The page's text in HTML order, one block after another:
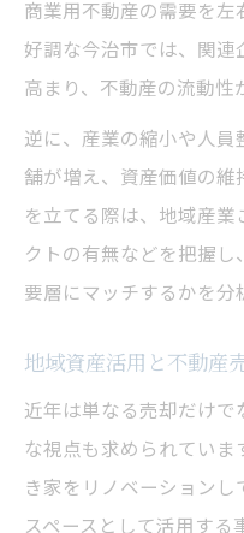
商業用不動産の需要を左
好調な今治市では、関
高まり、不動産の流動性
逆に、産業の縮小や人
舗が増え、資産価値の維
を立てる際は、地域産
クトの有無などを把握
要層にマッチするかを分
地域資産活用と不動産
近年は単なる売却だけ
な視点も求められてい
き家をリノベーション
スペースとして活用する